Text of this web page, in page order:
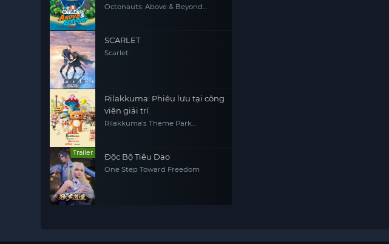
Octonauts: Above & Beyond
SCARLET
Scarlet
Rilakkuma: Phiêu lưu tại công
viên giải trí
Rilakkuma's Theme Park
Trailer Độc Bộ Tiêu Dao
One Step Toward Freedom